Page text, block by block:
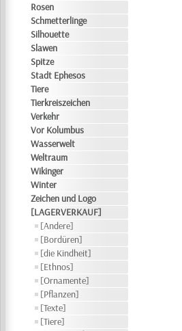
Rosen
Schmetterlinge
Silhouette
Slawen
Spitze
Stadt Ephesos
Tiere
Tierkreiszeichen
Verkehr
Vor Kolumbus
Wasserwelt
Weltraum
Wikinger
Winter
Zeichen und Logo
[LAGERVERKAUF]
[Andere]
[Bordüren]
[die Kindheit]
[Ethnos]
[Ornamente]
[Pflanzen]
[Texte]
[Tiere]